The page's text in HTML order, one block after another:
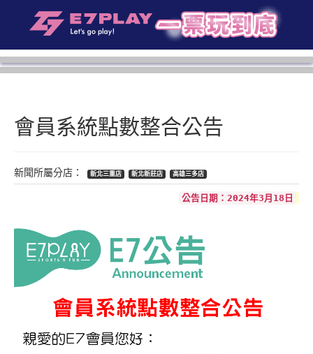
會員系統點數整合公告
新北三重店 新北新莊店 高雄三多店
公告日期：2024年3月18日